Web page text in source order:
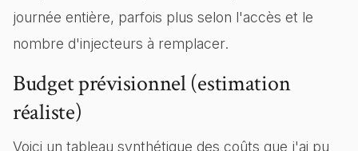
journée entière, parfois plus selon l'accès et le
nombre d'injecteurs à remplacer.
Budget prévisionnel (estimation
réaliste)
Voici un tableau synthétique des coûts que j'ai pu